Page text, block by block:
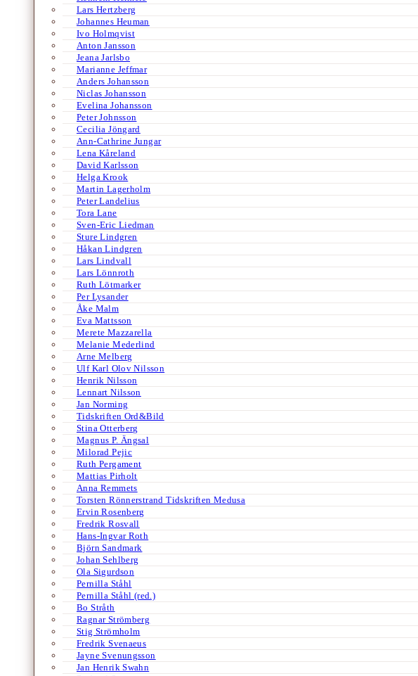
Lars Hertzberg
Johannes Heuman
Ivo Holmqvist
Anton Jansson
Jeana Jarlsbo
Marianne Jeffmar
Anders Johansson
Niclas Johansson
Evelina Johansson
Peter Johnsson
Cecilia Jöngard
Ann-Cathrine Jungar
Lena Kåreland
David Karlsson
Helga Krook
Martin Lagerholm
Peter Landelius
Tora Lane
Sven-Eric Liedman
Sture Lindgren
Håkan Lindgren
Lars Lindvall
Lars Lönnroth
Ruth Lötmarker
Per Lysander
Åke Malm
Eva Mattsson
Merete Mazzarella
Melanie Mederlind
Arne Melberg
Ulf Karl Olov Nilsson
Henrik Nilsson
Lennart Nilsson
Jan Norming
Tidskriften Ord&Bild
Stina Otterberg
Magnus P. Ängsal
Milorad Pejic
Ruth Pergament
Mattias Pirholt
Anna Remmets
Torsten Rönnerstrand Tidskriften Medusa
Ervin Rosenberg
Fredrik Rosvall
Hans-Ingvar Roth
Björn Sandmark
Johan Sehlberg
Ola Sigurdson
Pernilla Ståhl
Pernilla Ståhl (red.)
Bo Stråth
Ragnar Strömberg
Stig Strömholm
Fredrik Svenaeus
Jayne Svenungsson
Jan Henrik Swahn